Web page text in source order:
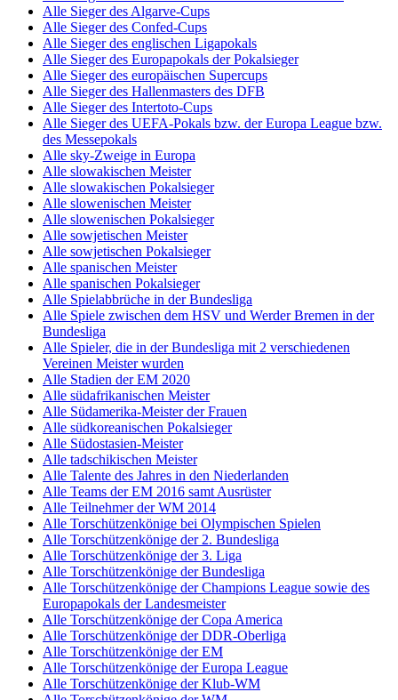
Alle Sieger des Algarve-Cups
Alle Sieger des Confed-Cups
Alle Sieger des englischen Ligapokals
Alle Sieger des Europapokals der Pokalsieger
Alle Sieger des europäischen Supercups
Alle Sieger des Hallenmasters des DFB
Alle Sieger des Intertoto-Cups
Alle Sieger des UEFA-Pokals bzw. der Europa League bzw.
des Messepokals
Alle sky-Zweige in Europa
Alle slowakischen Meister
Alle slowakischen Pokalsieger
Alle slowenischen Meister
Alle slowenischen Pokalsieger
Alle sowjetischen Meister
Alle sowjetischen Pokalsieger
Alle spanischen Meister
Alle spanischen Pokalsieger
Alle Spielabbrüche in der Bundesliga
Alle Spiele zwischen dem HSV und Werder Bremen in der
Bundesliga
Alle Spieler, die in der Bundesliga mit 2 verschiedenen
Vereinen Meister wurden
Alle Stadien der EM 2020
Alle südafrikanischen Meister
Alle Südamerika-Meister der Frauen
Alle südkoreanischen Pokalsieger
Alle Südostasien-Meister
Alle tadschikischen Meister
Alle Talente des Jahres in den Niederlanden
Alle Teams der EM 2016 samt Ausrüster
Alle Teilnehmer der WM 2014
Alle Torschützenkönige bei Olympischen Spielen
Alle Torschützenkönige der 2. Bundesliga
Alle Torschützenkönige der 3. Liga
Alle Torschützenkönige der Bundesliga
Alle Torschützenkönige der Champions League sowie des
Europapokals der Landesmeister
Alle Torschützenkönige der Copa America
Alle Torschützenkönige der DDR-Oberliga
Alle Torschützenkönige der EM
Alle Torschützenkönige der Europa League
Alle Torschützenkönige der Klub-WM